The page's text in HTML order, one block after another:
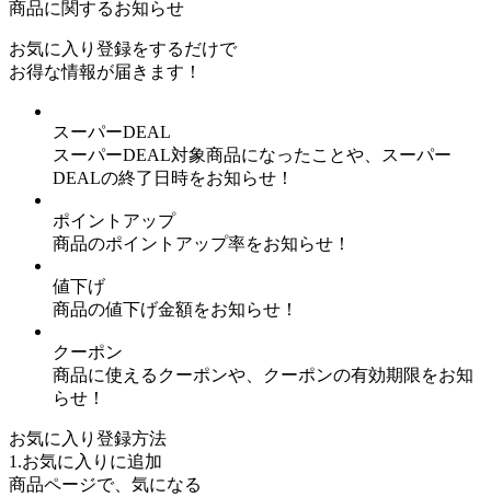
商品に関するお知らせ
お気に入り登録をするだけで
お得な情報が届きます！
スーパーDEAL
スーパーDEAL対象商品になったことや、スーパー
DEALの終了日時をお知らせ！
ポイントアップ
商品のポイントアップ率をお知らせ！
値下げ
商品の値下げ金額をお知らせ！
クーポン
商品に使えるクーポンや、クーポンの有効期限をお知
らせ！
お気に入り登録方法
1.お気に入りに追加
商品ページで、気になる